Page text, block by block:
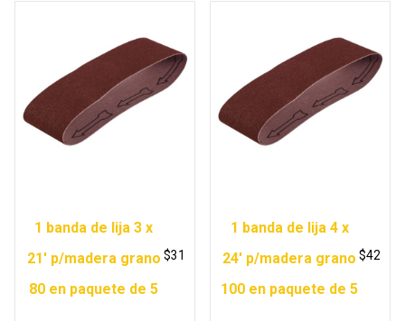
1 banda de lija 3 x
21′ p/madera grano
80 en paquete de 5
$31
1 banda de lija 4 x
24′ p/madera grano
100 en paquete de 5
$42